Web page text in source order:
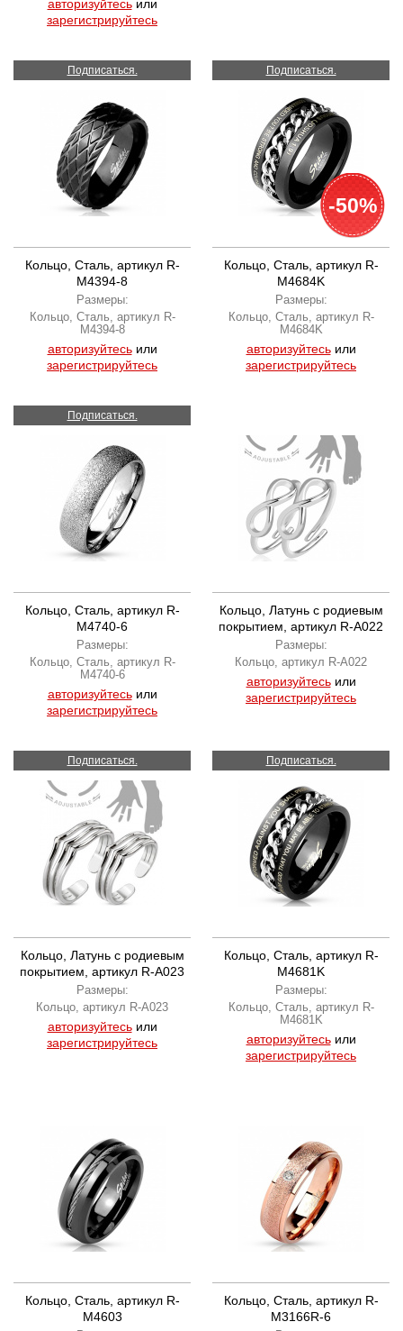
авторизуйтесьили
зарегистрируйтесь
Подписаться.
Кольцо, Сталь, артикул R-
M4394-8
Размеры:
Кольцо, Сталь, артикул R-
M4394-8
авторизуйтесьили
зарегистрируйтесь
Подписаться.
-50%
Кольцо, Сталь, артикул R-
M4684K
Размеры:
Кольцо, Сталь, артикул R-
M4684K
авторизуйтесьили
зарегистрируйтесь
Подписаться.
Кольцо, Сталь, артикул R-
M4740-6
Размеры:
Кольцо, Сталь, артикул R-
M4740-6
авторизуйтесьили
зарегистрируйтесь
Кольцо, Латунь с родиевым
покрытием, артикул R-A022
Размеры:
Кольцо, артикул R-A022
авторизуйтесьили
зарегистрируйтесь
Подписаться.
Кольцо, Латунь с родиевым
покрытием, артикул R-A023
Размеры:
Кольцо, артикул R-A023
авторизуйтесьили
зарегистрируйтесь
Подписаться.
Кольцо, Сталь, артикул R-
M4681K
Размеры:
Кольцо, Сталь, артикул R-
M4681K
авторизуйтесьили
зарегистрируйтесь
Кольцо, Сталь, артикул R-
M4603
Кольцо, Сталь, артикул R-
M3166R-6